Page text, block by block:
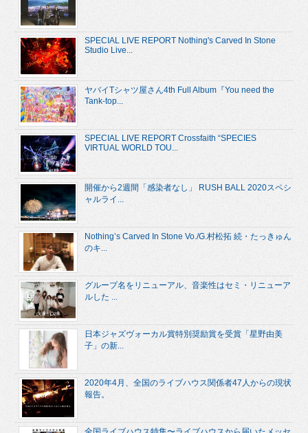
SPECIAL LIVE REPORT Nothing's Carved In Stone
Studio Live...
ヤバイTシャツ屋さん4th Full Album『You need the
Tank-top...
SPECIAL LIVE REPORT Crossfaith “SPECIES
VIRTUAL WORLD TOU...
開催から2週間「感染者なし」 RUSH BALL 2020スペシ
ャルライ...
Nothing’s Carved In Stone Vo./G.村松拓 続・たっきゅん
のキ...
グループ名をリニューアル、音楽性はセミ・リニューア
ルした ...
日本ジャズヴォーカル賞特別奨励賞を受賞「星野由美
子」の新...
2020年4月、全国のライブハウス関係者47人からの現状
報告。